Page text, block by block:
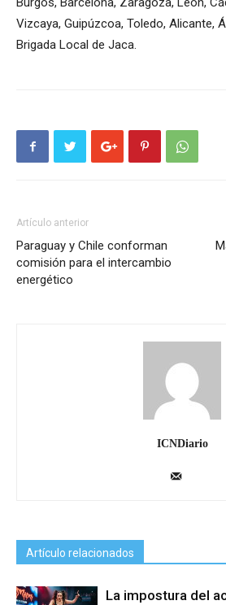
Vizcaya, Guipúzcoa, Toledo, Alicante,
Brigada Local de Jaca.
Artículo anterior
Paraguay y Chile conforman
comisión para el intercambio
energético
ICNDiario
Artículo relacionados
La impostura del